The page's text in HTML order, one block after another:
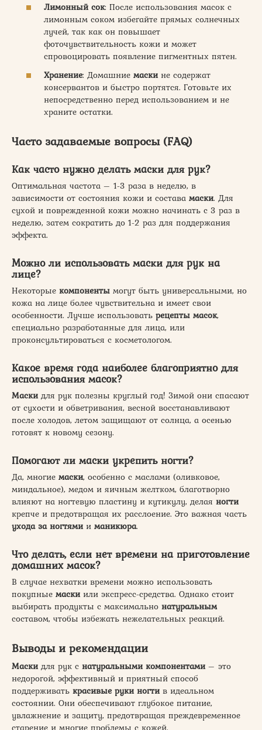
Лимонный сок: После использования масок с
лимонным соком избегайте прямых солнечных
лучей, так как он повышает
фоточувствительность кожи и может
спровоцировать появление пигментных пятен.
Хранение: Домашние маскине содержат
консервантов и быстро портятся. Готовьте их
непосредственно перед использованием и не
храните остатки.
Часто задаваемые вопросы (FAQ)
Как часто нужно делать маски для рук?
Оптимальная частота – 1-3 раза в неделю, в
зависимости от состояния кожи и состава маски. Для
сухой и поврежденной кожи можно начинать с 3 раз в
неделю, затем сократить до 1-2 раз для поддержания
эффекта.
Можно ли использовать маски для рук на
лице?
Некоторые компоненты могут быть универсальными, но
кожа на лице более чувствительна и имеет свои
особенности. Лучше использовать рецепты масок,
специально разработанные для лица, или
проконсультироваться с косметологом.
Какое время года наиболее благоприятно для
использования масок?
Маскидля рук полезны круглый год! Зимой они спасают
от сухости и обветривания, весной восстанавливают
после холодов, летом защищают от солнца, а осенью
готовят к новому сезону.
Помогают ли маски укрепить ногти?
Да, многие маски, особенно с маслами (оливковое,
миндальное), медом и яичным желтком, благотворно
влияют на ногтевую пластину и кутикулу, делая ногти
крепче и предотвращая их расслоение. Это важная часть
ухода за ногтямии маникюра.
Что делать, если нет времени на приготовление
домашних масок?
В случае нехватки времени можно использовать
покупные маскиили экспресс-средства. Однако стоит
выбирать продукты с максимально натуральным
составом, чтобы избежать нежелательных реакций.
Выводы и рекомендации
Маскидля рук с натуральными компонентами– это
недорогой, эффективный и приятный способ
поддерживать красивые руки ногтив идеальном
состоянии. Они обеспечивают глубокое питание,
увлажнение и защиту, предотвращая преждевременное